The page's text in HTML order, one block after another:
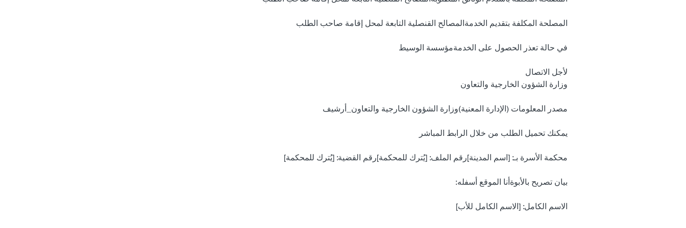
المصلحة المكلفة بتقديم الخدمةالمصالح القنصلية التابعة لمحل إقامة صاحب الطلب
في حالة تعذر الحصول على الخدمةمؤسسة الوسيط
لأجل الاتصال
وزارة الشؤون الخارجية والتعاون
مصدر المعلومات (الإدارة المعنية)وزارة الشؤون الخارجية والتعاون_أرشيف
يمكنك تحميل الطلب من خلال الرابط المباشر
محكمة الأسرة بـ: [اسم المدينة]رقم الملف: [يُترك للمحكمة]رقم القضية: [يُترك للمحكمة]
بيان تصريح بالأبوةأنا الموقع أسفله:
الاسم الكامل: [الاسم الكامل للأب]